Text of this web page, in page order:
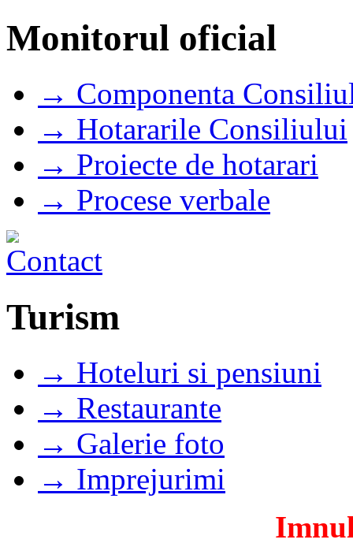
Monitorul oficial
→ Componenta
→ Hotararile Consiliului
→ Proiecte de hotarari
→ Procese verbale
Turism
→ Hoteluri si pensiuni
→ Restaurante
→ Galerie foto
→ Imprejurimi